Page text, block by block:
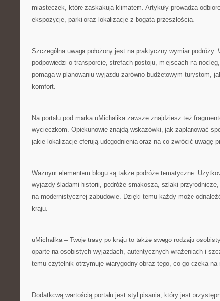
miasteczek, które zaskakują klimatem. Artykuły prowadzą
ekspozycje, parki oraz lokalizacje z bogatą przeszłością.
Szczególna uwaga położony jest na praktyczny wymiar podróży.
podpowiedzi o transporcie, strefach postoju, miejscach na
pomaga w planowaniu wyjazdu zarówno budżetowym turystom,
komfort.
Na portalu pod marką uMichalika zawsze znajdziesz też
wycieczkom. Opiekunowie znajdą wskazówki, jak zaplanować
jakie lokalizacje oferują udogodnienia oraz na co zwrócić uwagę
Ważnym elementem blogu są także podróże tematyczne.
wyjazdy śladami historii, podróże smakosza, szlaki
na modernistycznej zabudowie. Dzięki temu każdy może
kraju.
uMichalika – Twoje trasy po kraju to także swego rodzaju
oparte na osobistych wyjazdach, autentycznych wrażeniach i
temu czytelnik otrzymuje wiarygodny obraz tego, co go czeka na
Dodatkową wartością portalu jest styl pisania, który jest